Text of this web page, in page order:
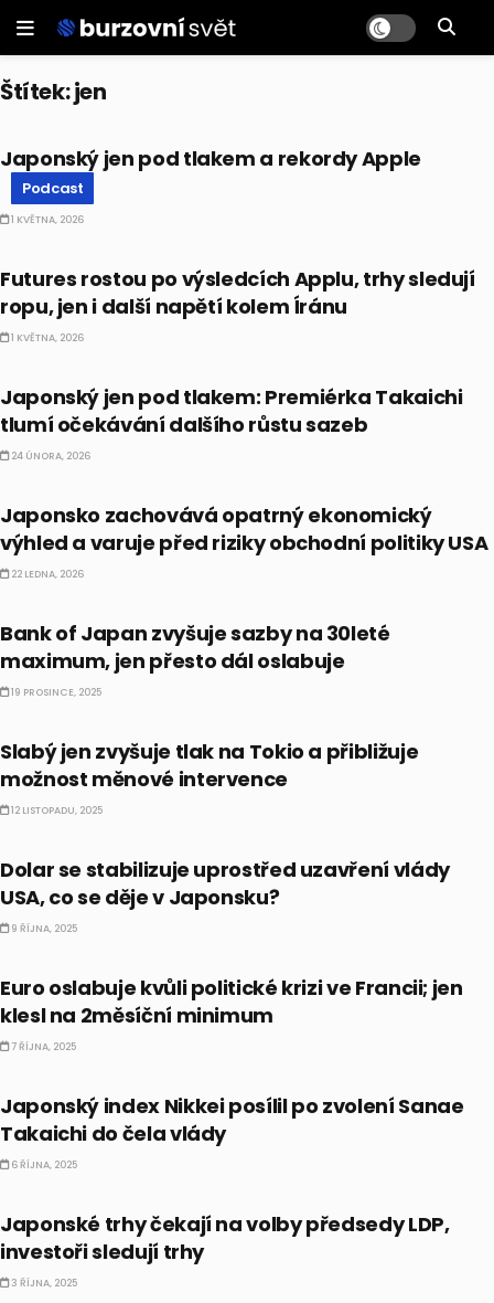
Štítek:jen
Japonský jen pod tlakem a rekordy Apple
Podcast
1 KVĚTNA, 2026
Futures rostou po výsledcích Applu, trhy sledují
ropu, jen i další napětí kolem Íránu
1 KVĚTNA, 2026
Japonský jen pod tlakem: Premiérka Takaichi
tlumí očekávání dalšího růstu sazeb
24 ÚNORA, 2026
Japonsko zachovává opatrný ekonomický
výhled a varuje před riziky obchodní politiky USA
22 LEDNA, 2026
Bank of Japan zvyšuje sazby na 30leté
maximum, jen přesto dál oslabuje
19 PROSINCE, 2025
Slabý jen zvyšuje tlak na Tokio a přibližuje
možnost měnové intervence
12 LISTOPADU, 2025
Dolar se stabilizuje uprostřed uzavření vlády
USA, co se děje v Japonsku?
9 ŘÍJNA, 2025
Euro oslabuje kvůli politické krizi ve Francii; jen
klesl na 2měsíční minimum
7 ŘÍJNA, 2025
Japonský index Nikkei posílil po zvolení Sanae
Takaichi do čela vlády
6 ŘÍJNA, 2025
Japonské trhy čekají na volby předsedy LDP,
investoři sledují trhy
3 ŘÍJNA, 2025